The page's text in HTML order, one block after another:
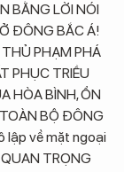
BẰNG LỜI NÓI
ĐÔNG BẮC Á!
THỦ PHẠM PHÁ
PHỤC TRIỀU
HÒA BÌNH, ỔN
BỘ ĐÔNG
lập về mặt ngoại
TRỌNG